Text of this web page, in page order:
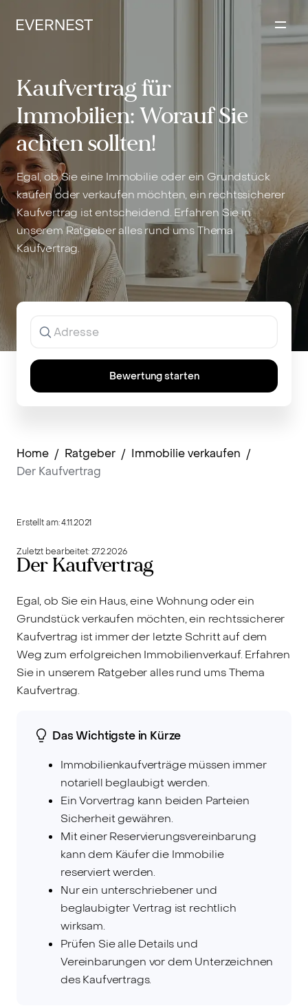
springen
Kaufvertrag für
Immobilien: Worauf Sie
achten sollten!
Egal, ob Sie eine Immobilie oder ein Grundstück
kaufen oder verkaufen möchten, ein rechtssicherer
Kaufvertrag ist entscheidend. Erfahren Sie in
unserem Ratgeber alles rund ums Thema
Kaufvertrag.
werden
der
Eingabe
angezeigt.
Bewertung starten
Home / Ratgeber / Immobilie verkaufen /
Der Kaufvertrag
Erstellt am:4.11.2021
Zuletzt bearbeitet:27.2.2026
Der Kaufvertrag
Egal, ob Sie ein Haus, eine Wohnung oder ein
Grundstück verkaufen möchten, ein rechtssicherer
Kaufvertrag ist immer der letzte Schritt auf dem
Weg zum erfolgreichen Immobilienverkauf. Erfahren
Sie in unserem Ratgeber alles rund ums Thema
Kaufvertrag.
Das Wichtigste in Kürze
Immobilienkaufverträge müssen immer
notariell beglaubigt werden.
Ein Vorvertrag kann beiden Parteien
Sicherheit gewähren.
Mit einer Reservierungsvereinbarung
kann dem Käufer die Immobilie
reserviert werden.
Nur ein unterschriebener und
beglaubigter Vertrag ist rechtlich
wirksam.
Prüfen Sie alle Details und
Vereinbarungen vor dem Unterzeichnen
des Kaufvertrags.